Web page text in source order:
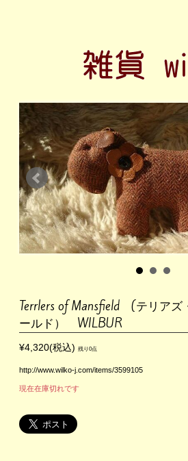
Terrlers of Mansfield (テリアズ
ールド） WILBUR
¥4,320(税込) 残り0点
http://www.wilko-j.com/items/3599105
現在在庫切れです